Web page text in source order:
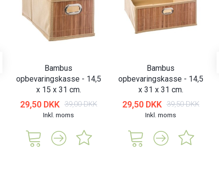
Bambus
opbevaringskasse - 14,5
x 15 x 31 cm.
29,50 DKK 39,00 DKK
Inkl. moms
Bambus
opbevaringskasse - 14,5
x 31 x 31 cm.
29,50 DKK 39,50 DKK
Inkl. moms